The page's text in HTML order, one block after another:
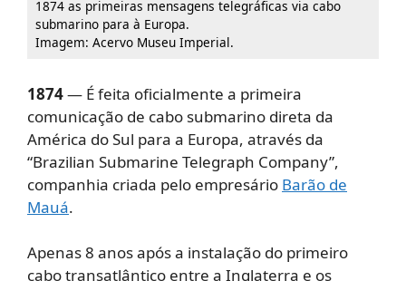
1874 as primeiras mensagens telegráficas via cabo
submarino para à Europa.
Imagem: Acervo Museu Imperial.
1874— É feita oficialmente a primeira
comunicação de cabo submarino direta da
América do Sul para a Europa, através da
“Brazilian Submarine Telegraph Company”,
companhia criada pelo empresário Barão de
Mauá.
Apenas 8 anos após a instalação do primeiro
cabo transatlântico entre a Inglaterra e os